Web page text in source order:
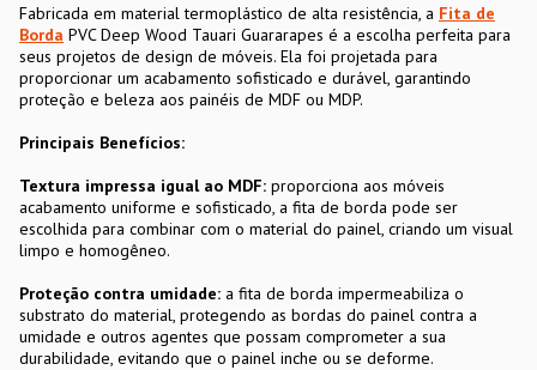
Fabricada em material termoplástico de alta resistência, a Fita de
Borda PVC Deep Wood Tauari Guararapes é a escolha perfeita para
seus projetos de design de móveis. Ela foi projetada para
proporcionar um acabamento sofisticado e durável, garantindo
proteção e beleza aos painéis de MDF ou MDP.
Principais Benefícios:
Textura impressa igual ao MDF: proporciona aos móveis
acabamento uniforme e sofisticado, a fita de borda pode ser
escolhida para combinar com o material do painel, criando um visual
limpo e homogêneo.
Proteção contra umidade: a fita de borda impermeabiliza o
substrato do material, protegendo as bordas do painel contra a
umidade e outros agentes que possam comprometer a sua
durabilidade, evitando que o painel inche ou se deforme.